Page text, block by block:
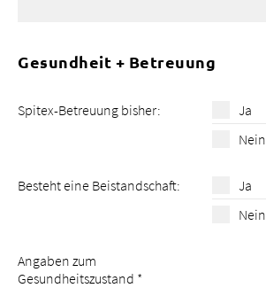
Gesundheit + Betreuung
Spitex-Betreuung bisher:
Ja
Nein
Besteht eine Beistandschaft:
Ja
Nein
Angaben zum
Gesundheitszustand *